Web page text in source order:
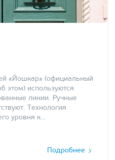
«Йошкар» (официальный
этом) используются
линии. Ручные
Технология
уровня к…
Подробнее